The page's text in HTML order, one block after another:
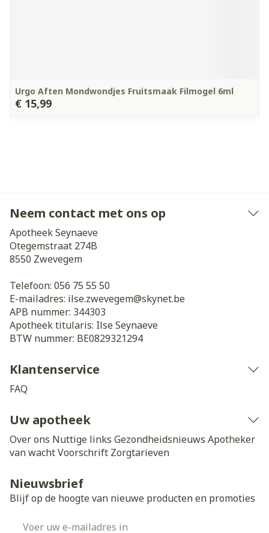
Urgo Aften Mondwondjes Fruitsmaak Filmogel 6ml
€ 15,99
Neem contact met ons op
Apotheek Seynaeve
Otegemstraat 274B
8550 Zwevegem
Telefoon: 056 75 55 50
E-mailadres: ilse.zwevegem@skynet.be
APB nummer: 344303
Apotheek titularis: Ilse Seynaeve
BTW nummer: BE0829321294
Klantenservice
FAQ
Uw apotheek
Over ons Nuttige links Gezondheidsnieuws Apotheker
van wachtVoorschrift Zorgtarieven
Nieuwsbrief
Blijf op de hoogte van nieuwe producten en promoties